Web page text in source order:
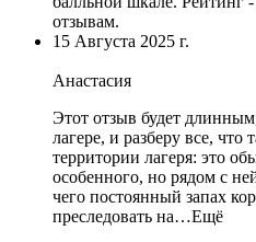
отзывам.
15 Августа 2025 г.
Анастасия
Этот отзыв будет
лагере, и разберу все, что
территории лагеря: это
особенного, но рядом с
чего постоянный запах
преследовать на…Ещё